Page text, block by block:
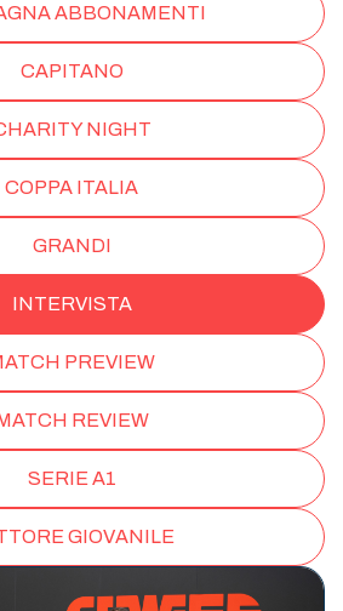
ABBONAMENTI
CAPITANO
NIGHT
COPPA ITALIA
GRANDI
INTERVISTA
PREVIEW
REVIEW
SERIE A1
GIOVANILE